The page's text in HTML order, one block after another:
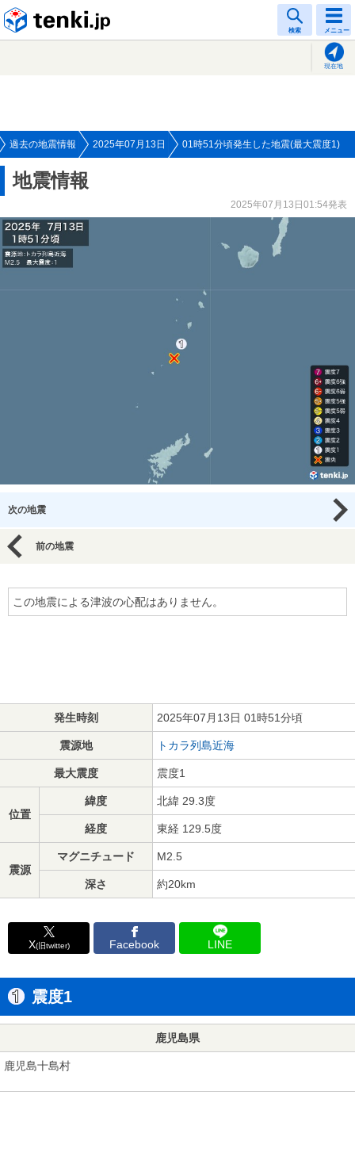
検索 メニュー
現在地
過去の地震情報 2025年07月13日 01時51分頃発生した地震(最大震度1)
地震情報
2025年07月13日01:54発表
次の地震
前の地震
この地震による津波の心配はありません。
発生時刻 2025年07月13日 01時51分頃
震源地 トカラ列島近海
最大震度 震度1
位置
緯度 北緯 29.3度
経度 東経 129.5度
震源
マグニチュード M2.5
深さ 約20km
X(旧twitter) Facebook LINE
震度1
鹿児島県
鹿児島十島村